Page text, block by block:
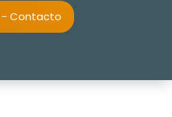
- Contacto